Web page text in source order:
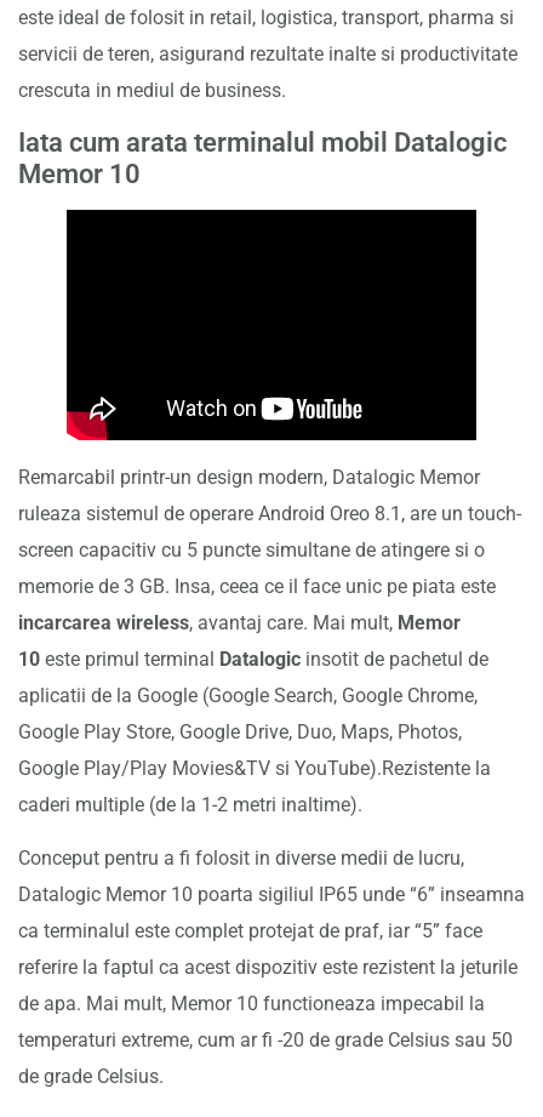
este ideal de folosit in retail, logistica, transport, pharma si
servicii de teren, asigurand rezultate inalte si productivitate
crescuta in mediul de business.
Iata cum arata terminalul mobil Datalogic
Memor 10
Remarcabil printr-un design modern, Datalogic Memor
ruleaza sistemul de operare Android Oreo 8.1, are un touch-
screen capacitiv cu 5 puncte simultane de atingere si o
memorie de 3 GB. Insa, ceea ce il face unic pe piata este
incarcarea wireless, avantaj care. Mai mult, Memor
10 este primul terminal Datalogic insotit de pachetul de
aplicatii de la Google (Google Search, Google Chrome,
Google Play Store, Google Drive, Duo, Maps, Photos,
Google Play/Play Movies&TV si YouTube).Rezistente la
caderi multiple (de la 1-2 metri inaltime).
Conceput pentru a fi folosit in diverse medii de lucru,
Datalogic Memor 10 poarta sigiliul IP65 unde “6” inseamna
ca terminalul este complet protejat de praf, iar “5” face
referire la faptul ca acest dispozitiv este rezistent la jeturile
de apa. Mai mult, Memor 10 functioneaza impecabil la
temperaturi extreme, cum ar fi -20 de grade Celsius sau 50
de grade Celsius.